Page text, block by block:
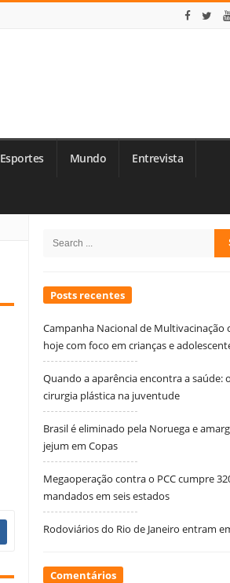
Esportes Mundo Entrevista
Sidebar
Search
Posts recentes
Campanha Nacional de Multivacinação
hoje com foco em crianças e
Quando a aparência encontra a saúde:
cirurgia plástica na juventude
Brasil é eliminado pela Noruega e
jejum em Copas
Megaoperação contra o PCC cumpre
mandados em seis estados
Rodoviários do Rio de Janeiro entram
Comentários